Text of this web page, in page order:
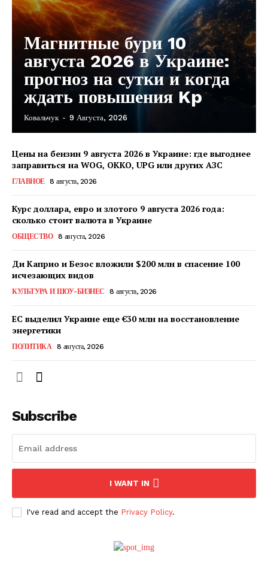
КавПолит
Магнитные бури 10
августа 2026 в Украине:
прогноз на сутки и когда
ждать повышения Kp
Ковальчук - 9 Августа, 2026
Цены на бензин 9 августа 2026 в Украине: где выгоднее
заправиться на WOG, OKKO, UPG или других АЗС
ГЛАВНОЕ 8 августа, 2026
Курс доллара, евро и злотого 9 августа 2026 года:
сколько стоит валюта в Украине
ОБЩЕСТВО 8 августа, 2026
Ди Каприо и Безос вложили $200 млн в спасение 100
исчезающих видов
КУЛЬТУРА И ШОУ-БИЗНЕС 8 августа, 2026
ЕС выделил Украине еще €30 млн на восстановление
энергетики
ПОЛИТИКА 8 августа, 2026
Subscribe
I WANT IN
I've read and accept the Privacy Policy.